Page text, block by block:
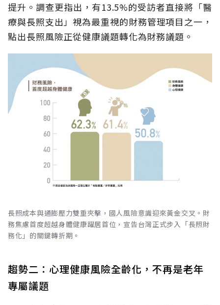
提升。調查更指出，有13.5%的受訪者直接將「醫
療與長照支出」視為最重視的財務管理項目之一，
點出長照風險正從健康議題轉化為財務議題。
長照成本與通膨壓力雙重夾擊，國人風險意識迎來黃金交叉。財
務焦慮首度超越身體健康躍居首位，宣告台灣正式步入「長照財
務化」的關鍵轉折期。
趨勢二：心理健康風險全齡化，不再是老年
專屬議題